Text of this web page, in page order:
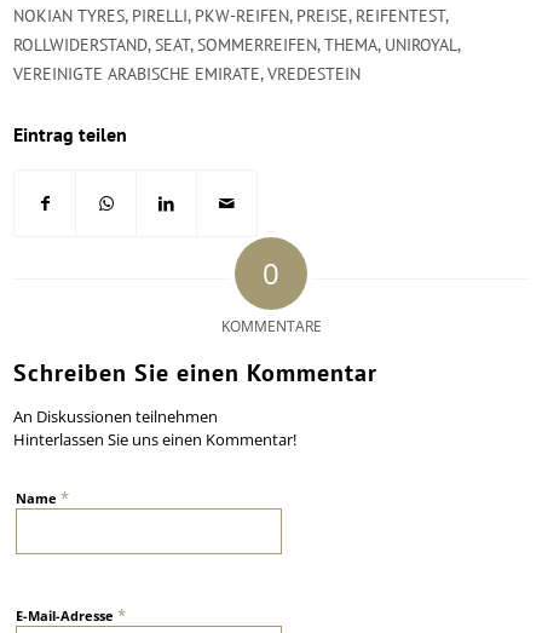
NOKIAN TYRES, PIRELLI, PKW-REIFEN, PREISE, REIFENTEST,
ROLLWIDERSTAND,SEAT,SOMMERREIFEN,THEMA, UNIROYAL,
VEREINIGTE ARABISCHE EMIRATE,VREDESTEIN
Eintrag teilen
0
KOMMENTARE
Schreiben Sie einen Kommentar
An Diskussionen teilnehmen
Hinterlassen Sie uns einen Kommentar!
Name*
E-Mail-Adresse*